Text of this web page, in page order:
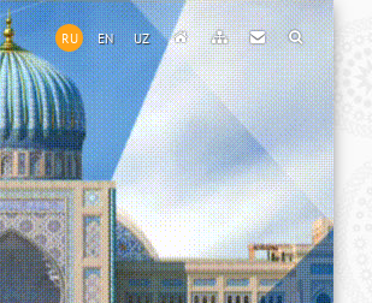
RU EN UZ